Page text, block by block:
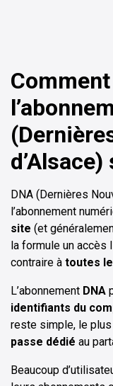
DNA (Dernières
l’abonnement
site (et
la formule un accès
contraire à toutes
L’abonnement DNA
identifiants du
reste simple, le
passe dédié au
Beaucoup